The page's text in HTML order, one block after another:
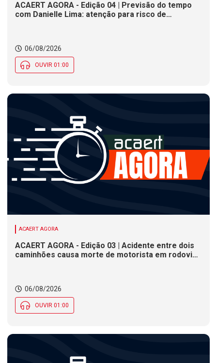
ACAERT AGORA - Edição 04 | Previsão do tempo
com Danielle Lima: atenção para risco de
06/08/2026
OUVIR 01:00
ACAERT AGORA
ACAERT AGORA - Edição 03 | Acidente entre dois
caminhões causa morte de motorista em rodovia
quinta (6) em SC
06/08/2026
OUVIR 01:00